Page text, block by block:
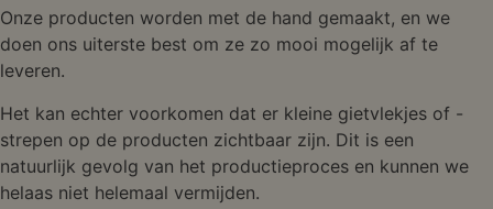
Onze producten worden met de hand gemaakt, en we
doen ons uiterste best om ze zo mooi mogelijk af te
leveren.
Het kan echter voorkomen dat er kleine gietvlekjes of -
strepen op de producten zichtbaar zijn. Dit is een
natuurlijk gevolg van het productieproces en kunnen we
helaas niet helemaal vermijden.